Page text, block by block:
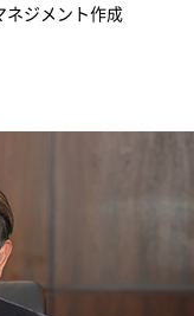
ネジメント作成